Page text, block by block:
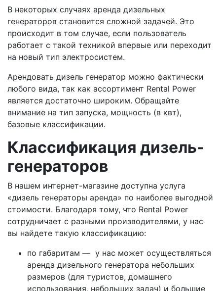
В некоторых случаях аренда дизельных
генераторов становится сложной задачей. Это
происходит в том случае, если пользователь
работает с такой техникой впервые или переходит
на новый тип электросистем.
Арендовать дизель генератор можно фактически
любого вида, так как ассортимент Rental Power
является достаточно широким. Обращайте
внимание на тип запуска, мощность (в квт),
базовые классификации.
Классификация дизель-
генераторов
В нашем интернет-магазине доступна услуга
«дизель генераторы аренда» по наиболее выгодной
стоимости. Благодаря тому, что Rental Power
сотрудничает с разными производителями, у нас
вы найдете такую классификацию:
по габаритам — у нас может осуществляться
аренда дизельного генератора небольших
размеров (для туристов, домашнего
использования, небольших задач) и большие